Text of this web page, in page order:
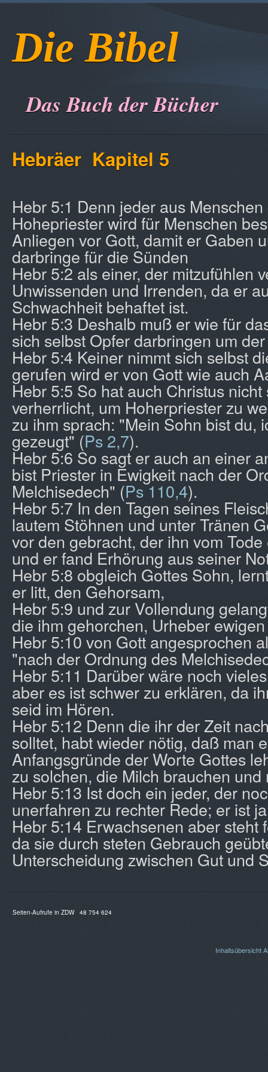
Die Bibel
Das Buch der Bücher
Hebräer Kapitel 5
Hebr 5:1 Denn jeder aus
Hohepriester wird für Menschen
Anliegen vor Gott, damit er Gaben
darbringe für die Sünden
Hebr 5:2 als einer, der mitzufühlen
Unwissenden und Irrenden, da er
Schwachheit behaftet ist.
Hebr 5:3 Deshalb muß er wie für
sich selbst Opfer darbringen um
Hebr 5:4 Keiner nimmt sich selbst
gerufen wird er von Gott wie auch
Hebr 5:5 So hat auch Christus nicht
verherrlicht, um Hoherpriester zu
zu ihm sprach: "Mein Sohn bist du,
gezeugt" (Ps 2,7).
Hebr 5:6 So sagt er auch an einer
bist Priester in Ewigkeit nach der
Melchisedech" (Ps 110,4).
Hebr 5:7 In den Tagen seines
lautem Stöhnen und unter Tränen
vor den gebracht, der ihn vom
und er fand Erhörung aus seiner
Hebr 5:8 obgleich Gottes Sohn,
er litt, den Gehorsam,
Hebr 5:9 und zur Vollendung
die ihm gehorchen, Urheber
Hebr 5:10 von Gott angesprochen
"nach der Ordnung des
Hebr 5:11 Darüber wäre noch
aber es ist schwer zu erklären, da
seid im Hören.
Hebr 5:12 Denn die ihr der Zeit
solltet, habt wieder nötig, daß man
Anfangsgründe der Worte Gottes
zu solchen, die Milch brauchen
Hebr 5:13 Ist doch ein jeder, der
unerfahren zu rechter Rede; er ist
Hebr 5:14 Erwachsenen aber steht
da sie durch steten Gebrauch
Unterscheidung zwischen Gut und
Seiten-Aufrufe in ZDW 48 754 624
Inhaltsübersicht